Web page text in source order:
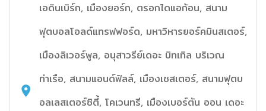
เอดินเบิร์ก, เมืองยอร์ก, ตรอกไดแอก้อน, สนาม
ฟุตบอลโอลด์แทรฟฟอร์ด, มหาวิหารยอร์คมินสเตอร์,
เมืองลิเวอร์พูล, อนุสาวรีย์เดอะ บิทเทิล บริเวณ
ท่าเรือ, สนามแอนด์ฟิลล์, เมืองเชสเตอร์, สนามฟุตบ
อลเลสเตอร์ซิตี้, โคเวนทรี, เมืองเบอร์ตัน ออน เดอะ